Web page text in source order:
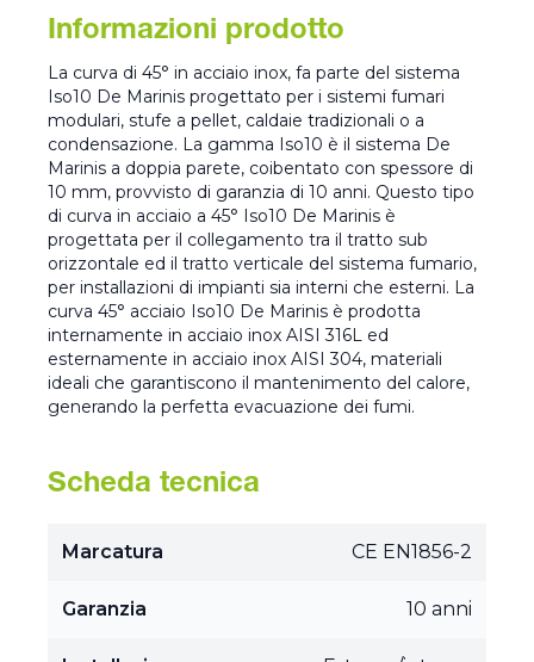
Informazioni prodotto
La curva di 45° in acciaio inox, fa parte del sistema
Iso10 De Marinis progettato per i sistemi fumari
modulari, stufe a pellet, caldaie tradizionali o a
condensazione. La gamma Iso10 è il sistema De
Marinis a doppia parete, coibentato con spessore di
10 mm, provvisto di garanzia di 10 anni. Questo tipo
di curva in acciaio a 45° Iso10 De Marinis è
progettata per il collegamento tra il tratto sub
orizzontale ed il tratto verticale del sistema fumario,
per installazioni di impianti sia interni che esterni. La
curva 45° acciaio Iso10 De Marinis è prodotta
internamente in acciaio inox AISI 316L ed
esternamente in acciaio inox AISI 304, materiali
ideali che garantiscono il mantenimento del calore,
generando la perfetta evacuazione dei fumi.
Scheda tecnica
Marcatura CE EN1856-2
Garanzia 10 anni